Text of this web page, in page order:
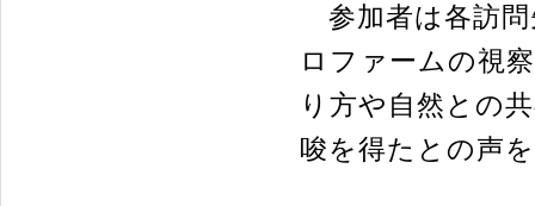
参加者は各訪問
ロファームの視
り方や自然との
唆を得たとの声